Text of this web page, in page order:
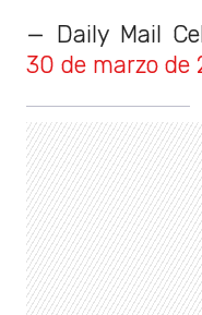
— Daily Mail
30 de marzo de